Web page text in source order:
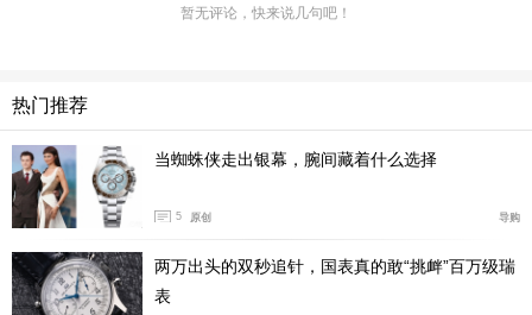
以深蓝色呈现，与后45分钟刻度的浅蓝色构成鲜明对比。
雾现象。内部搭载的是MB 24.17自动上链机芯，动储约3
8小时。有ISO 6425的专业认证，具备有300米的防水能
力。
结语：作为顶级腕表中都稀少的冰蓝盘面在近些年中不断
被各个品牌使用，但是5万元价位中可选择的也在逐年增
多，而上面这三款依然是我心中最美的冰蓝盘腕表。
暂无评论，快来说几句吧！
热门推荐
当蜘蛛侠走出银幕，腕间藏着什么选择
5 原创 导购
两万出头的双秒追针，国表真的敢“挑衅”百万级瑞
表